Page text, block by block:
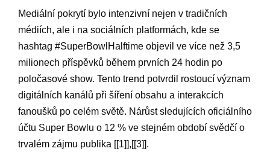
Mediální pokrytí bylo intenzivní nejen v tradičních
médiích, ale i na‌ sociálních platformách, kde se
hashtag ‍#SuperBowlHalftime objevil ve více ​než 3,5⁤
milionech příspěvků během prvních 24 ​hodin ⁣po
poločasové show. Tento trend potvrdil rostoucí význam
digitálních kanálů při šíření obsahu ​a interakcích
fanoušků po celém světě. Nárůst sledujících oficiálního
účtu Super Bowlu ⁢o 12 % ve stejném období svědčí o
trvalém zájmu publika [[1]],[[3]].